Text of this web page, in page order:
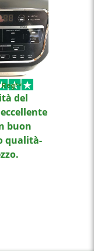
del
buon
qualità-